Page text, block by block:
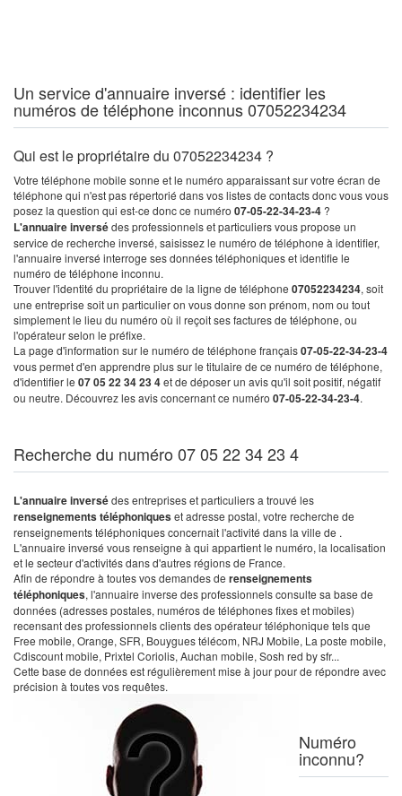
Un service d'annuaire inversé : identifier les
numéros de téléphone inconnus 07052234234
Qui est le propriétaire du 07052234234 ?
Votre téléphone mobile sonne et le numéro apparaissant sur votre écran de
téléphone qui n'est pas répertorié dans vos listes de contacts donc vous vous
posez la question qui est-ce donc ce numéro 07-05-22-34-23-4 ?
L'annuaire inversédes professionnels et particuliers vous propose un
service de recherche inversé, saisissez le numéro de téléphone à identifier,
l'annuaire inversé interroge ses données téléphoniques et identifie le
numéro de téléphone inconnu.
Trouver l'identité du propriétaire de la ligne de téléphone 07052234234, soit
une entreprise soit un particulier on vous donne son prénom, nom ou tout
simplement le lieu du numéro où il reçoit ses factures de téléphone, ou
l'opérateur selon le préfixe.
La page d'information sur le numéro de téléphone français07-05-22-34-23-4
vous permet d'en apprendre plus sur le titulaire de ce numéro de téléphone,
d'identifier le 07 05 22 34 23 4et de déposer un avis qu'il soit positif, négatif
ou neutre. Découvrez les avis concernant ce numéro 07-05-22-34-23-4.
Recherche du numéro 07 05 22 34 23 4
L'annuaire inversédes entreprises et particuliers a trouvé les
renseignements téléphoniqueset adresse postal, votre recherche de
renseignements téléphoniques concernait l'activité dans la ville de .
L'annuaire inversé vous renseigne à qui appartient le numéro, la localisation
et le secteur d'activités dans d'autres régions de France.
Afin de répondre à toutes vos demandes de renseignements
téléphoniques, l'annuaire inverse des professionnels consulte sa base de
données (adresses postales, numéros de téléphones fixes et mobiles)
recensant des professionnels clients des opérateur téléphonique tels que
Free mobile, Orange, SFR, Bouygues télécom, NRJ Mobile, La poste mobile,
Cdiscount mobile, Prixtel Coriolis, Auchan mobile, Sosh red by sfr...
Cette base de données est régulièrement mise à jour pour de répondre avec
précision à toutes vos requêtes.
Numéro
inconnu?